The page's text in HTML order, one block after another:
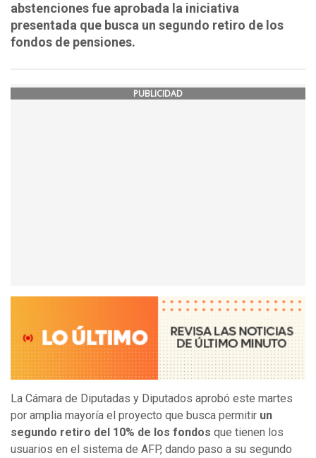
abstenciones fue aprobada la iniciativa
presentada que busca un segundo retiro de los
fondos de pensiones.
PUBLICIDAD
La Cámara de Diputadas y Diputados aprobó este martes
por amplia mayoría el proyecto que busca permitir un
segundo retiro del 10% de los fondos que tienen los
usuarios en el sistema de AFP, dando paso a su segundo